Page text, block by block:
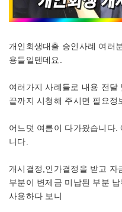
개인회생대출 승인사례 여러
용들일텐데요.
여러가지 사례들로 내용 전
끝까지 시청해 주시면 필요
어느덧 여름이 다가왔습니다.
니다.
개시결정,인가결정을 받고 자
부분이 변제금 미납된 부분
사용하다 보니